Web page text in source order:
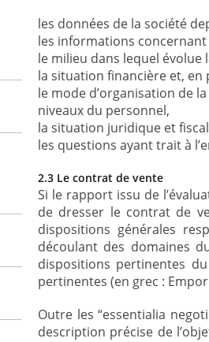
les données de la société
les informations concernant
le milieu dans lequel
la situation financière et, en
le mode d’organisation de
niveaux du personnel,
la situation juridique et
les questions ayant trait à
2.3 Le contrat de vente
Si le rapport issu de
de dresser le contrat de
dispositions générales
découlant des domaines
dispositions pertinentes
pertinentes (en grec :
Outre les “essentialia
description précise de